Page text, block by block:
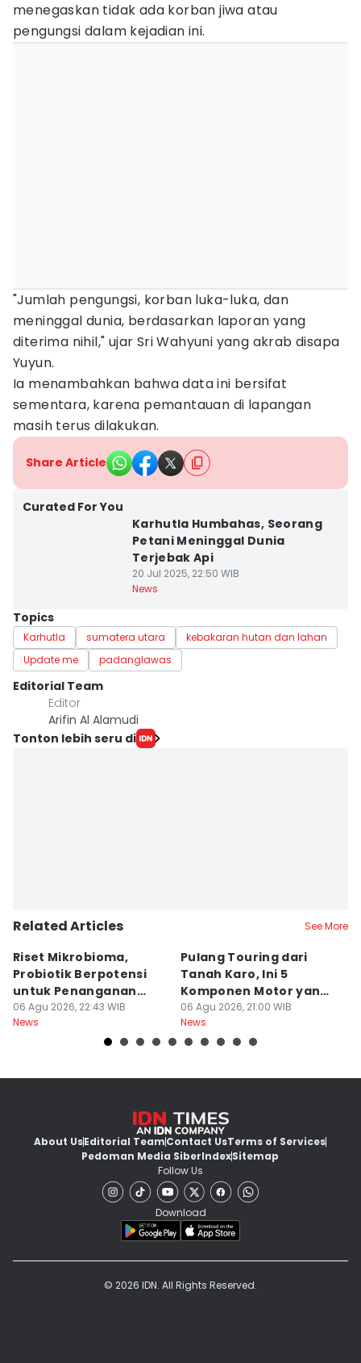
menegaskan tidak ada korban jiwa atau
pengungsi dalam kejadian ini.
"Jumlah pengungsi, korban luka-luka, dan
meninggal dunia, berdasarkan laporan yang
diterima nihil," ujar Sri Wahyuni yang akrab disapa
Yuyun.
Ia menambahkan bahwa data ini bersifat
sementara, karena pemantauan di lapangan
masih terus dilakukan.
Share Article
Curated For You
Karhutla Humbahas, Seorang
Petani Meninggal Dunia
Terjebak Api
20 Jul 2025, 22:50 WIB
News
Topics
Karhutla sumatera utara
kebakaran hutan dan lahan
Update me
padanglawas
Editorial Team
Editor
Arifin Al Alamudi
Tonton lebih seru di
Related Articles See More
Riset Mikrobioma,
Probiotik Berpotensi
untuk Penanganan
Jerawat
06 Agu 2026, 22:43 WIB
News
Pulang Touring dari
Tanah Karo, Ini 5
Komponen Motor yang
Wajib Dicek
06 Agu 2026, 21:00 WIB
News
About UsEditorial TeamContact UsTerms of Services
Pedoman Media SiberIndexSitemap
Follow Us
Download
© 2026 IDN. All Rights Reserved.